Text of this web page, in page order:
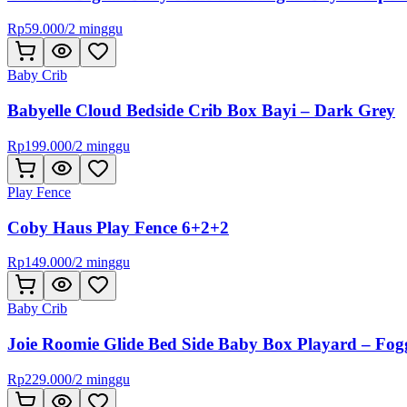
Rp59.000/2 minggu
Baby Crib
Babyelle Cloud Bedside Crib Box Bayi – Dark Grey
Rp199.000/2 minggu
Play Fence
Coby Haus Play Fence 6+2+2
Rp149.000/2 minggu
Baby Crib
Joie Roomie Glide Bed Side Baby Box Playard –
Rp229.000/2 minggu